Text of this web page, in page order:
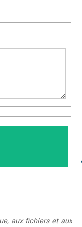
aux fichiers et aux